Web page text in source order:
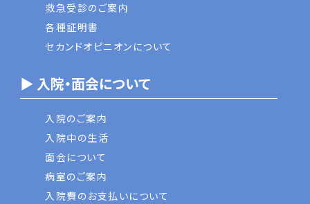
救急受診のご案内
各種証明書
セカンドオピニオンについて
▶ 入院・面会について
入院のご案内
入院中の生活
面会について
病室のご案内
入院費のお支払いについて